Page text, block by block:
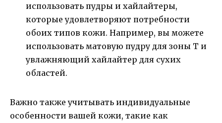
использовать пудры и хайлайтеры,
которые удовлетворяют потребности
обоих типов кожи. Например, вы можете
использовать матовую пудру для зоны T и
увлажняющий хайлайтер для сухих
областей.
Важно также учитывать индивидуальные
особенности вашей кожи, такие как